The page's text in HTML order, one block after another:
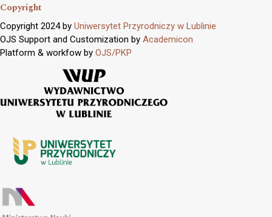
Copyright
Copyright 2024 by Uniwersytet Przyrodniczy w Lublinie
OJS Support and Customization by Academicon
Platform & workfow by OJS/PKP